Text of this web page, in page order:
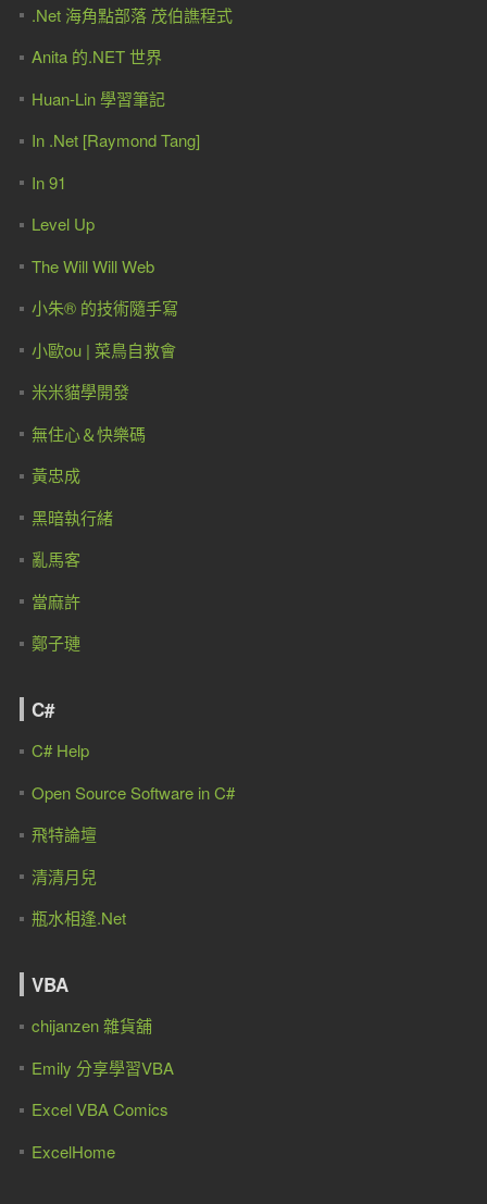
.Net 海角點部落 茂伯譙程式
Anita 的.NET 世界
Huan-Lin 學習筆記
In .Net [Raymond Tang]
In 91
Level Up
The Will Will Web
小朱® 的技術隨手寫
小歐ou | 菜鳥自救會
米米貓學開發
無住心＆快樂碼
黃忠成
黑暗執行緒
亂馬客
當麻許
鄭子璉
C#
C# Help
Open Source Software in C#
飛特論壇
清清月兒
瓶水相逢.Net
VBA
chijanzen 雜貨舖
Emily 分享學習VBA
Excel VBA Comics
ExcelHome